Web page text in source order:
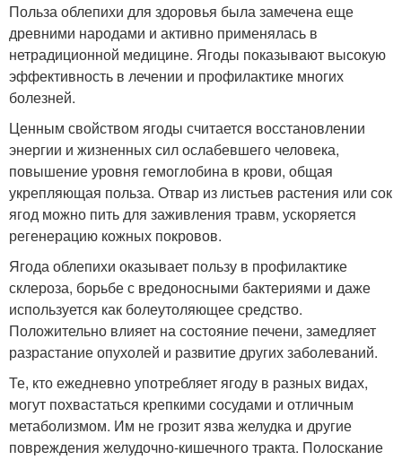
Польза облепихи для здоровья была замечена еще
древними народами и активно применялась в
нетрадиционной медицине. Ягоды показывают высокую
эффективность в лечении и профилактике многих
болезней.
Ценным свойством ягоды считается восстановлении
энергии и жизненных сил ослабевшего человека,
повышение уровня гемоглобина в крови, общая
укрепляющая польза. Отвар из листьев растения или сок
ягод можно пить для заживления травм, ускоряется
регенерацию кожных покровов.
Ягода облепихи оказывает пользу в профилактике
склероза, борьбе с вредоносными бактериями и даже
используется как болеутоляющее средство.
Положительно влияет на состояние печени, замедляет
разрастание опухолей и развитие других заболеваний.
Те, кто ежедневно употребляет ягоду в разных видах,
могут похвастаться крепкими сосудами и отличным
метаболизмом. Им не грозит язва желудка и другие
повреждения желудочно-кишечного тракта. Полоскание